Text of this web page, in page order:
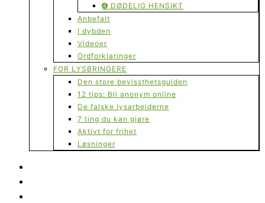
➍ DØDELIG HENSIKT
Anbefalt
I dybden
Videoer
Ordforklaringer
FOR LYSBRINGERE
Den store bevissthetsguiden
12 tips: Bli anonym online
De falske lysarbeiderne
7 ting du kan gjøre
Aktivt for frihet
Løsninger